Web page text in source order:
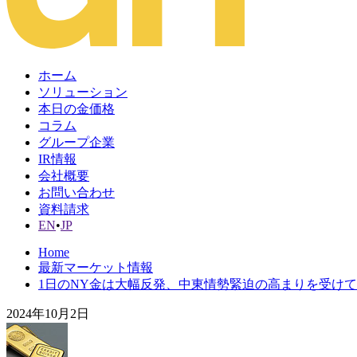
ホーム
ソリューション
本日の金価格
コラム
グループ企業
IR情報
会社概要
お問い合わせ
資料請求
EN•JP
Home
最新マーケット情報
1日のNY金は大幅反発、中東情勢緊迫の高まりを受け
2024年10月2日